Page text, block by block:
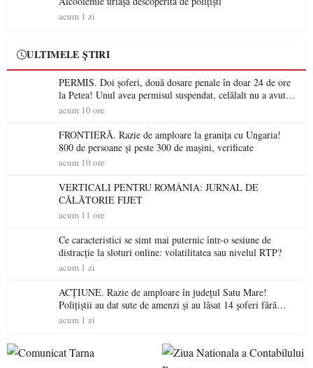
acum 1 zi
ULTIMELE ȘTIRI
PERMIS. Doi șoferi, două dosare penale în doar 24 de ore
la Petea! Unul avea permisul suspendat, celălalt nu a avut
niciodată permis
acum 10 ore
FRONTIERĂ. Razie de amploare la granița cu Ungaria!
800 de persoane și peste 300 de mașini, verificate
acum 10 ore
VERTICALI PENTRU ROMÂNIA: JURNAL DE
CĂLĂTORIE FIJET
acum 11 ore
Ce caracteristici se simt mai puternic într-o sesiune de
distracție la sloturi online: volatilitatea sau nivelul RTP?
acum 1 zi
ACȚIUNE. Razie de amploare în județul Satu Mare!
Polițiștii au dat sute de amenzi și au lăsat 14 șoferi fără
permis într-o singură zi
acum 1 zi